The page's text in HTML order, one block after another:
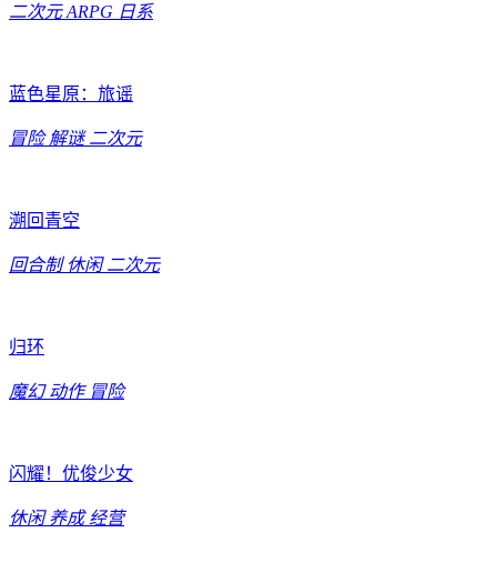
二次元 ARPG 日系
蓝色星原：旅谣
冒险 解谜 二次元
溯回青空
回合制 休闲 二次元
归环
魔幻 动作 冒险
闪耀！优俊少女
休闲 养成 经营